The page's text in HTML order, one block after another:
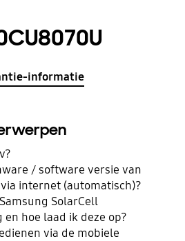
informatie
/ software versie van
internet (automatisch)?
SolarCell
hoe laad ik deze op?
via de mobiele